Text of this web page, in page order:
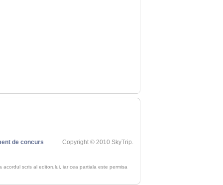
de concurs
Copyright © 2010 SkyTrip.
scris al editorului, iar cea partiala este permisa